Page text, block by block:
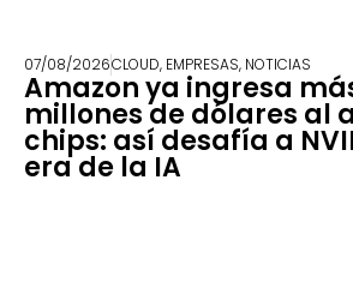
07/08/2026CLOUD, EMPRESAS, NOTICIAS
Amazon ya ingresa
millones de dólares al
chips: así desafía a
era de la IA